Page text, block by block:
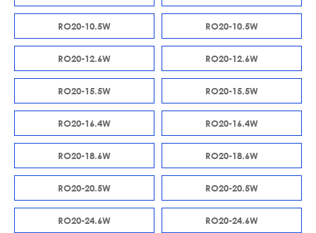
RO20-10.5W RO20-10.5W
RO20-12.6W RO20-12.6W
RO20-15.5W RO20-15.5W
RO20-16.4W RO20-16.4W
RO20-18.6W RO20-18.6W
RO20-20.5W RO20-20.5W
RO20-24.6W RO20-24.6W